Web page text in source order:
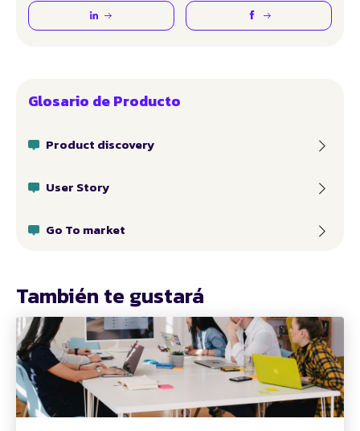
Glosario de Producto
Product discovery
User Story
Go To market
También te gustará